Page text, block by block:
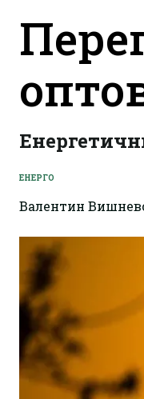
ЕНЕРГО
Валентин